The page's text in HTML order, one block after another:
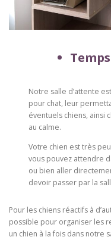
Notre salle d’attente
pour chat, leur
éventuels chiens, ainsi
au calme.
​Votre chien est très
vous pouvez attendre
ou bien aller
devoir passer par la
Pour les chiens réactifs à
possible pour organiser les
un chien à la fois dans notre